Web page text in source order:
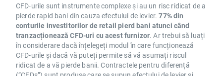
CFD-urile sunt instrumente complexe și au un risc ridicat de a
pierde rapid bani din cauza efectului de levier.77% din
conturile investitorilor de retail pierd bani atunci când
tranzacționează CFD-uri cu acest furnizor. Ar trebui să luați
în considerare dacă înțelegeți modul în care funcționează
CFD-urile și dacă vă puteți permite să vă asumați riscul
ridicat de a vă pierde banii. Contractele pentru diferență